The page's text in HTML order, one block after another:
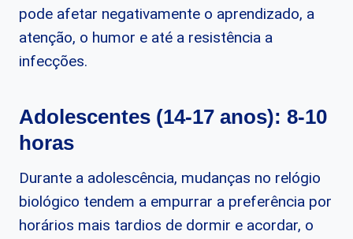
pode afetar negativamente o aprendizado, a
atenção, o humor e até a resistência a
infecções.
Adolescentes (14-17 anos): 8-10
horas
Durante a adolescência, mudanças no relógio
biológico tendem a empurrar a preferência por
horários mais tardios de dormir e acordar, o